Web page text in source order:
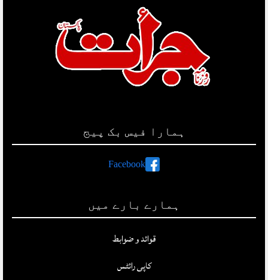
ہمارا فیس بک پیج
Facebook
ہمارے بارے میں
قوائد و ضوابط
کاپی رائٹس